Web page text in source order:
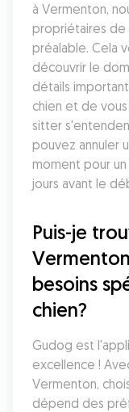
à Vermenton,
propriétaires de
préalable. Cela
découvrir le
détails
chien et de
sitter
pouvez annuler
moment pour
jours avant le
Puis-je
besoins
chien?
Gudog est
excellence !
Vermenton,
dépend des